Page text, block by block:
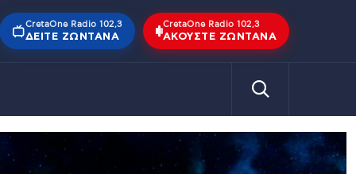
CretaOne Radio 102,3
ΔΕΊΤΕ ΖΩΝΤΑΝΆ
CretaOne Radio 102,3
ΑΚΟΎΣΤΕ ΖΩΝΤΑΝΆ